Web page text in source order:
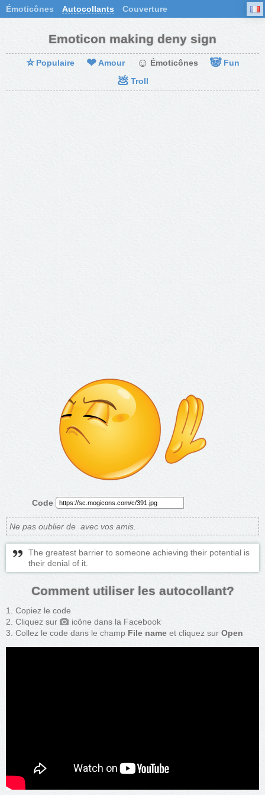
Émoticônes Autocollants Couverture
Emoticon making deny sign
⭐ Populaire ❤ Amour ☺ Émoticônes 🐼 Fun
💩 Troll
Code
Ne pas oublier de avec vos amis.
The greatest barrier to someone achieving their potential is
their denial of it.
Comment utiliser les autocollant?
Copiez le code
Cliquez sur
icône dans la Facebook
Collez le code dans le champ File name et cliquez sur Open